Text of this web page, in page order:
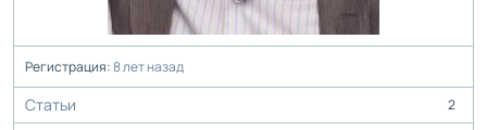
Регистрация:8 лет назад
Статьи 2